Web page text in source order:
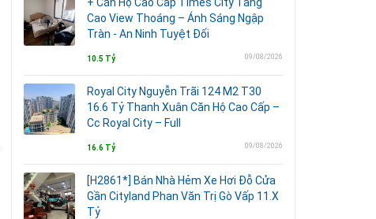
Cao View Thoáng – Ánh Sáng Ngập
Tràn - An Ninh Tuyệt Đối
10.5 Tỷ 09/08/2026
Royal City Nguyễn Trãi 124 M2 T30
16.6 Tỷ Thanh Xuân Căn Hộ Cao Cấp –
Cc Royal City – Full
16.6 Tỷ 09/08/2026
[H2861*] Bán Nhà Hẻm Xe Hơi Đỗ Cửa
Gần Cityland Phan Văn Trị Gò Vấp 11.X
Tỷ